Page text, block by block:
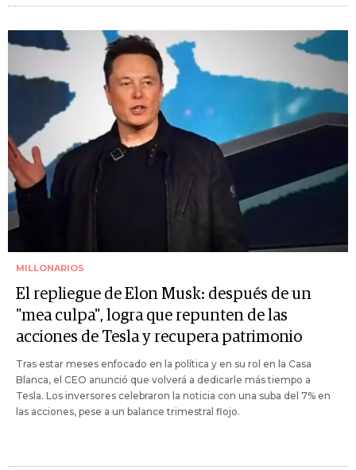
MILLONARIOS
El repliegue de Elon Musk: después de un
"mea culpa", logra que repunten de las
acciones de Tesla y recupera patrimonio
Tras estar meses enfocado en la política y en su rol en la Casa
Blanca, el CEO anunció que volverá a dedicarle más tiempo a
Tesla. Los inversores celebraron la noticia con una suba del 7% en
las acciones, pese a un balance trimestral flojo.